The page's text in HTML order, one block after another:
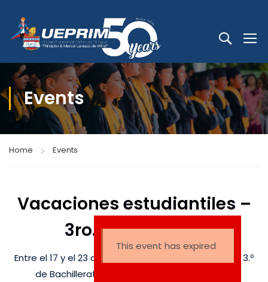
Events
Home Events
Vacaciones estudiantiles –
3ro. Bachillerato
Entre el 17 y el 23 de noviembre, los estudiantes de 3.º
de Bachillerato disfrutarán de un período de
This event has expired